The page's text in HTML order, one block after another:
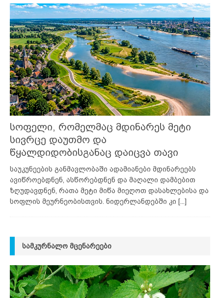
სოფელი, რომელმაც მდინარეს მეტი
სივრცე დაუთმო და
წყალდიდობისგანაც დაიცვა თავი
საუკუნეების განმავლობაში ადამიანები მდინარეებს
ავიწროებდნენ, ასწორებდნენ და მაღალი დამბებით
ზღუდავდნენ, რათა მეტი მიწა მიეღოთ დასახლებისა და
სოფლის მეურნეობისთვის. ნიდერლანდებში კი [...]
ᲡᲐᲛᲙᲣᲠᲜᲐᲚᲝ ᲛᲪᲔᲜᲐᲠᲔᲔᲑᲘ